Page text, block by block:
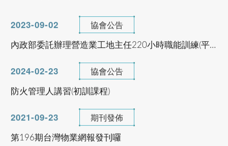
2024-07-22 協會公告
公寓大廈事務管理人員培訓講習臺南班
2024-07-22 協會公告
公寓大廈事務管理人員培訓講習高雄班
2024-03-06 協會公告
113年度下半年產投課程
產投補助課程
113/08/26 ~ 113/10/16
室內裝修工程與品質檢驗管理專業人才培訓